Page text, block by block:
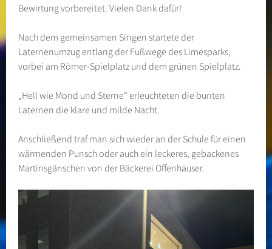
Bewirtung vorbereitet. Vielen Dank dafür!
Nach dem gemeinsamen Singen startete der
Laternenumzug entlang der Fußwege des Limesparks,
vorbei am Römer-Spielplatz und dem grünen Spielplatz.
„Hell wie Mond und Sterne“ erleuchteten die bunten
Laternen die klare und milde Nacht.
Anschließend traf man sich wieder an der Schule für einen
wärmenden Punsch oder auch ein leckeres, gebackenes
Martinsgänschen von der Bäckerei Offenhäuser.